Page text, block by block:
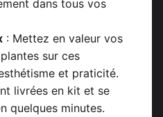
dans tous vos
: Mettez en valeur vos
sur ces
et praticité.
livrées en kit et se
quelques minutes.